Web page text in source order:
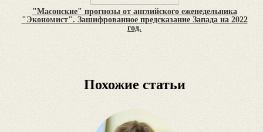
"Масонские" прогнозы от английского еженедельника
"Экономист". Зашифрованное предсказание Запада на 2022
год.
Похожие статьи